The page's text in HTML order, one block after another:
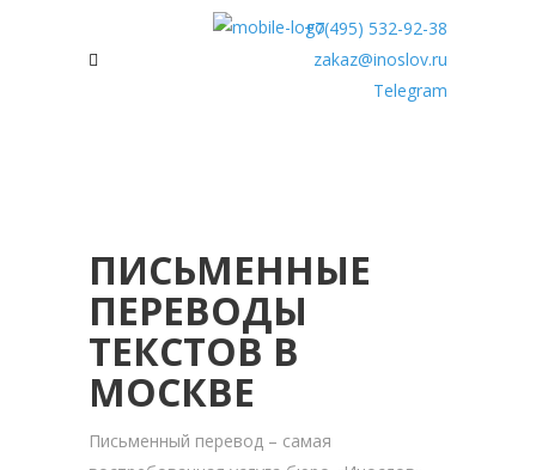
+7(495) 532-92-38
zakaz@inoslov.ru
Telegram
ПИСЬМЕННЫЕ
ПЕРЕВОДЫ
ТЕКСТОВ В
МОСКВЕ
Письменный перевод – самая